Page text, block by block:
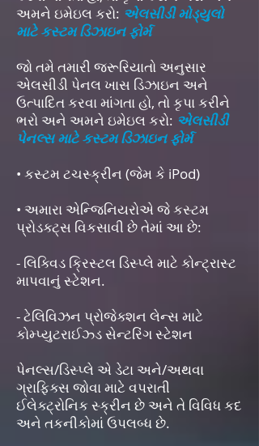
અમને ઇમેઇલ કરો: એલસીડી મોડ્યુલો
માટે કસ્ટમ ડિઝાઇન ફોર્મ
જો તમે તમારી જરૂરિયાતો અનુસાર
એલસીડી પેનલ ખાસ ડિઝાઇન અને
ઉત્પાદિત કરવા માંગતા હો, તો કૃપા કરીને
ભરો અને અમને ઇમેઇલ કરો: એલસીડી
પેનલ્સ માટે કસ્ટમ ડિઝાઇન ફોર્મ
• કસ્ટમ ટચસ્ક્રીન (જેમ કે iPod)
• અમારા એન્જિનિયરોએ જે કસ્ટમ
પ્રોડક્ટ્સ વિકસાવી છે તેમાં આ છે:
- લિક્વિડ ક્રિસ્ટલ ડિસ્પ્લે માટે કોન્ટ્રાસ્ટ
માપવાનું સ્ટેશન.
- ટેલિવિઝન પ્રોજેક્શન લેન્સ માટે
કોમ્પ્યુટરાઈઝ્ડ સેન્ટરિંગ સ્ટેશન
પેનલ્સ/ડિસ્પ્લે એ ડેટા અને/અથવા
ગ્રાફિક્સ જોવા માટે વપરાતી
ઈલેક્ટ્રોનિક સ્ક્રીન છે અને તે વિવિધ કદ
અને તકનીકોમાં ઉપલબ્ધ છે.